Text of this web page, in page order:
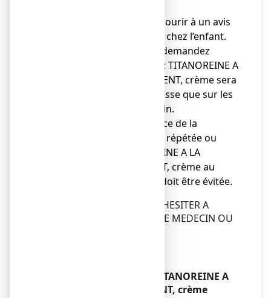
● Il est nécessaire de recourir à un avis
médical avant utilisation chez l’enfant.
● Si vous êtes enceinte, demandez
conseil à votre médecin ; TITANOREINE A
LA LIDOCAINE 2 POUR CENT, crème sera
utilisé pendant la grossesse que sur les
conseils de votre médecin.
● En raison de la présence de la
lidocaïne, une utilisation répétée ou
prolongée de TITANOREINE A LA
LIDOCAINE 2 POUR CENT, crème au
niveau de la muqueuse doit être évitée.
EN CAS DE DOUTE, NE PAS HESITER A
DEMANDER L’AVIS DE VOTRE MEDECIN OU
Autres médicaments et TITANOREINE A
LA LIDOCAINE 2 POUR CENT, crème